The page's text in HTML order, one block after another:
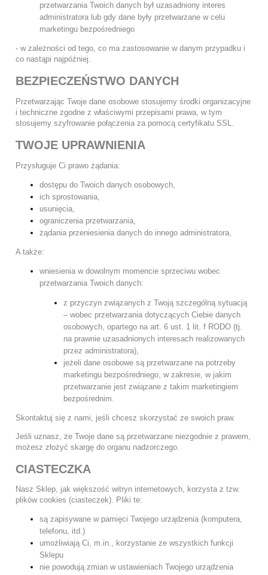
przetwarzania Twoich danych był uzasadniony interes
administratora lub gdy dane były przetwarzane w celu
marketingu bezpośredniego
- w zależności od tego, co ma zastosowanie w danym przypadku i
co nastąpi najpóźniej.
BEZPIECZEŃSTWO DANYCH
Przetwarzając Twoje dane osobowe stosujemy środki organizacyjne
i techniczne zgodne z właściwymi przepisami prawa, w tym
stosujemy szyfrowanie połączenia za pomocą certyfikatu SSL.
TWOJE UPRAWNIENIA
Przysługuje Ci prawo żądania:
dostępu do Twoich danych osobowych,
ich sprostowania,
usunięcia,
ograniczenia przetwarzania,
żądania przeniesienia danych do innego administratora,
A także:
wniesienia w dowolnym momencie sprzeciwu wobec
przetwarzania Twoich danych:
z przyczyn związanych z Twoją szczególną sytuacją
– wobec przetwarzania dotyczących Ciebie danych
osobowych, opartego na art. 6 ust. 1 lit. f RODO (tj.
na prawnie uzasadnionych interesach realizowanych
przez administratora),
jeżeli dane osobowe są przetwarzane na potrzeby
marketingu bezpośredniego, w zakresie, w jakim
przetwarzanie jest związane z takim marketingiem
bezpośrednim.
Skontaktuj się z nami, jeśli chcesz skorzystać ze swoich praw.
Jeśli uznasz, że Twoje dane są przetwarzane niezgodnie z prawem,
możesz złożyć skargę do organu nadzorczego.
CIASTECZKA
Nasz Sklep, jak większość witryn internetowych, korzysta z tzw.
plików cookies (ciasteczek). Pliki te:
są zapisywane w pamięci Twojego urządzenia (komputera,
telefonu, itd.)
umożliwiają Ci, m.in., korzystanie ze wszystkich funkcji
Sklepu
nie powodują zmian w ustawieniach Twojego urządzenia